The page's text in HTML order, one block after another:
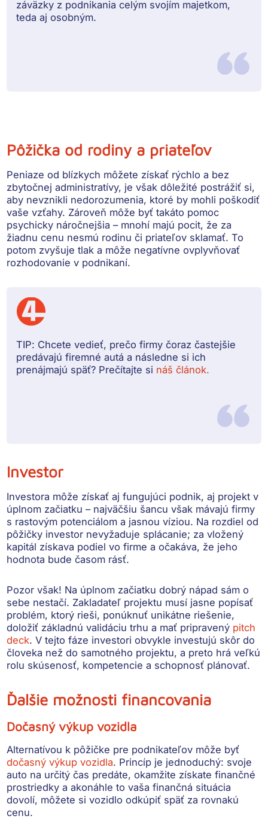
záväzky z podnikaniacelým svojím majetkom,
teda aj osobným.
Pôžička od rodiny a priateľov
Peniaze od blízkych môžete získať rýchlo a bez
zbytočnej administratívy, je však dôležité postrážiť si,
aby nevznikli nedorozumenia, ktoré by mohli poškodiť
vaše vzťahy. Zároveň môže byť takáto pomoc
psychicky náročnejšia – mnohí majú pocit, že za
žiadnu cenu nesmú rodinu či priateľov sklamať. To
potom zvyšuje tlak a môže negatívne ovplyvňovať
rozhodovanie v podnikaní.
TIP: Chcete vedieť, prečo firmy čoraz častejšie
predávajú firemné autá a následne si ich
prenájmajú späť? Prečítajte si náš článok.
Investor
Investora môže získať aj fungujúci podnik, aj projekt v
úplnom začiatku – najväčšiu šancu však mávajúfirmy
s rastovým potenciálom a jasnou víziou. Na rozdiel od
pôžičky investor nevyžaduje splácanie; za vložený
kapitál získava podiel vo firme a očakáva, že jeho
hodnota bude časom rásť.
Pozor však! Na úplnom začiatkudobrý nápad sám o
sebe nestačí. Zakladateľ projektu musí jasne popísať
problém, ktorý rieši, ponúknuť unikátne riešenie,
doložiť základnú validáciu trhu a mať pripravený pitch
deck. V tejto fáze investori obvykle investujú skôr do
človeka než do samotného projektu, a preto hrá veľkú
rolu skúsenosť, kompetencie a schopnosť plánovať.
Ďalšie možnosti financovania
Dočasný výkup vozidla
Alternatívou k pôžičke pre podnikateľov môže byť
dočasný výkup vozidla. Princíp je jednoduchý: svoje
auto na určitý čas predáte,okamžite získate finančné
prostriedky a akonáhle to vaša finančná situácia
dovolí, môžete si vozidlo odkúpiť späť za rovnakú
cenu.